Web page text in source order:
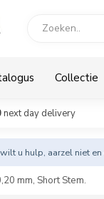
Collectie
next day delivery
u hulp, aarzel niet en
mm, Short Stem.